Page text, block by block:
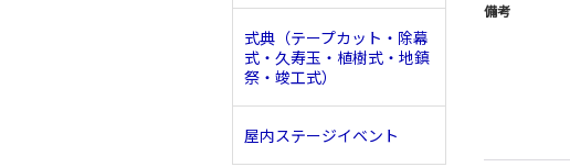
備考
式典（テープカット・除幕
式・久寿玉・植樹式・地鎮
祭・竣工式）
屋内ステージイベント